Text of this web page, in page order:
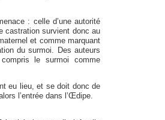
: celle d’une autorité
castration survient donc au
et comme marquant
du surmoi. Des auteurs
le surmoi comme
eu lieu, et se doit donc de
l’entrée dans l’Œdipe.